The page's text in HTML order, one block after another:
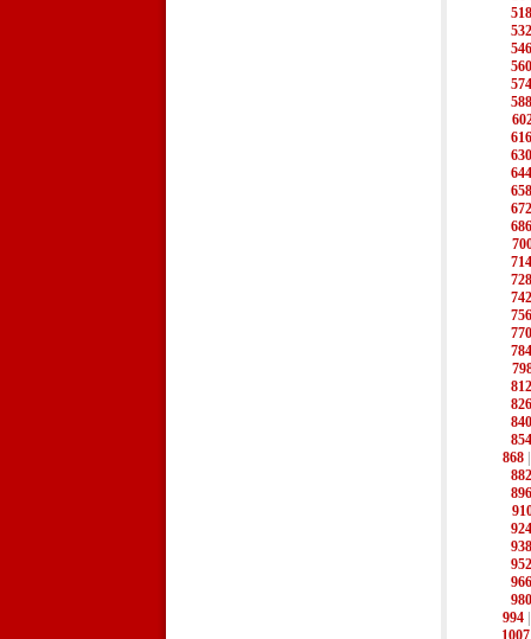
518
532
546
560
574
588
616
630
644
658
672
686
714
728
742
756
770
784
812
826
840
854
868
882
896
924
938
952
966
980
994
1007